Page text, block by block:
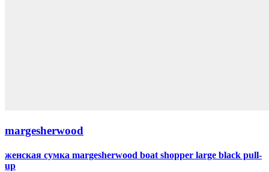
margesherwood
женская сумка margesherwood boat shopper large black pull-
up